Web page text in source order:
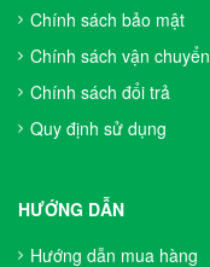
Chính sách bảo mật
Chính sách vận chuyển
Chính sách đổi trả
Quy định sử dụng
HƯỚNG DẪN
Hướng dẫn mua hàng